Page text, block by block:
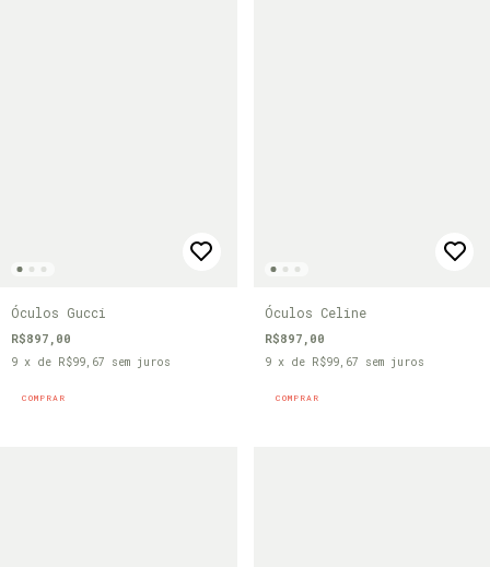
Óculos Gucci
R$897,00
9 x de R$99,67 sem juros
COMPRAR
Óculos Celine
R$897,00
9 x de R$99,67 sem juros
COMPRAR